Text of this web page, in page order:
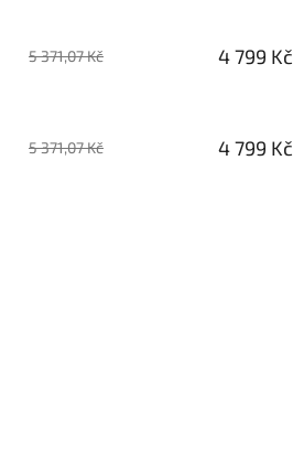
5 371,07 Kč 4 799 Kč
5 371,07 Kč 4 799 Kč